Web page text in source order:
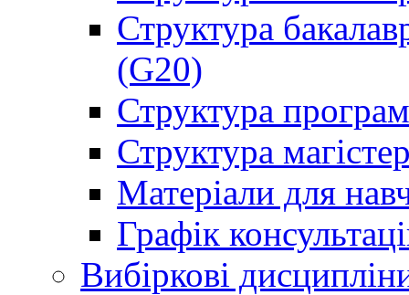
Структура
(G20)
Структура
Структура
Матеріали для
Графік
Вибіркові